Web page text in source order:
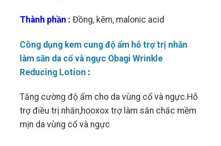
Thành phần : Đồng, kẽm, malonic acid
Công dụng kem cung độ ẩm hỗ trợtrị nhăn
làm săn da cổ và ngực Obagi Wrinkle
Reducing Lotion :
Tăng cường độ ẩm cho da vùng cổ và ngực.Hỗ
trợ điều trị nhăn,hooxox trợ làm săn chắc mềm
mịn da vùng cổ và ngực